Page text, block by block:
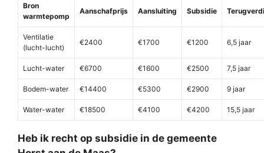
Bron
warmtepomp
Aanschafprijs Aansluiting Subsidie
Ventilatie
(lucht-lucht)
€2400 €1700 €1200 6,5 jaar
Lucht-water €6700 €1600 €2500 7,5 jaar
Bodem-water €14400 €5300 €2900 9 jaar
Water-water €18500 €4100 €4200 15,5 jaar
Heb ik recht op subsidie in de gemeente